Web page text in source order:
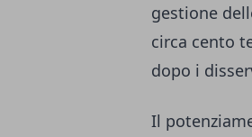
gestione
circa cento
dopo i
Il